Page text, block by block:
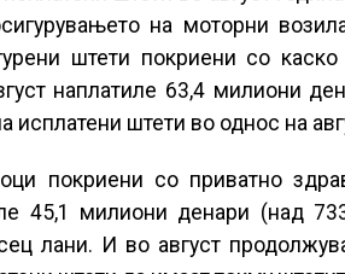
на моторни
штети покриени со
наплатиле 63,4 милиони
исплатени штети во однос на
покриени со приватно
45,1 милиони денари (над
лани. И во август